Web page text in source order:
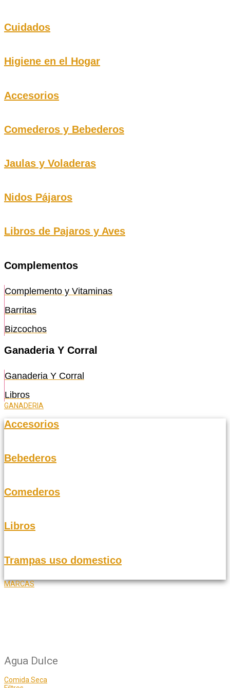
Cuidados
Higiene en el Hogar
Accesorios
Comederos y Bebederos
Jaulas y Voladeras
Nidos Pájaros
Libros de Pajaros y Aves
Complementos
Complemento y Vitaminas
Barritas
Bizcochos
Ganaderia Y Corral
Ganaderia Y Corral
Libros
GANADERIA
Accesorios
Bebederos
Comederos
Libros
Trampas uso domestico
MARCAS
Agua Dulce
Comida Seca